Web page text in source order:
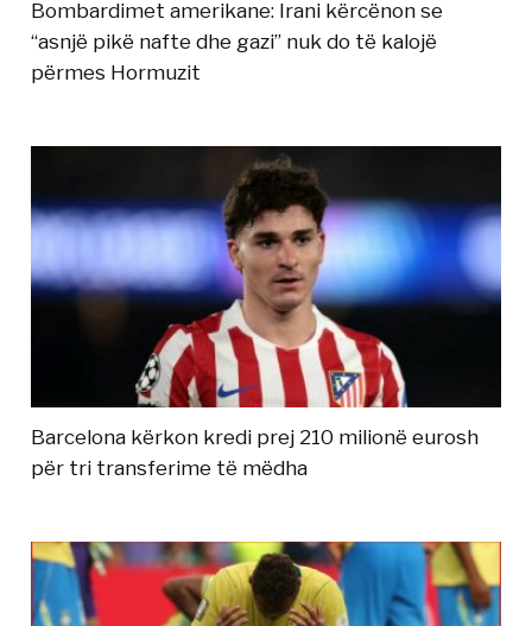
Bombardimet amerikane: Irani kërcënon se
“asnjë pikë nafte dhe gazi” nuk do të kalojë
përmes Hormuzit
Barcelona kërkon kredi prej 210 milionë eurosh
për tri transferime të mëdha